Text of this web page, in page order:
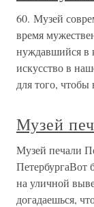
60. Музей
время
нуждавшийся в
искусство в
для того,
Музей
Музей печали
ПетербургаВот
на уличной
догадаешься,